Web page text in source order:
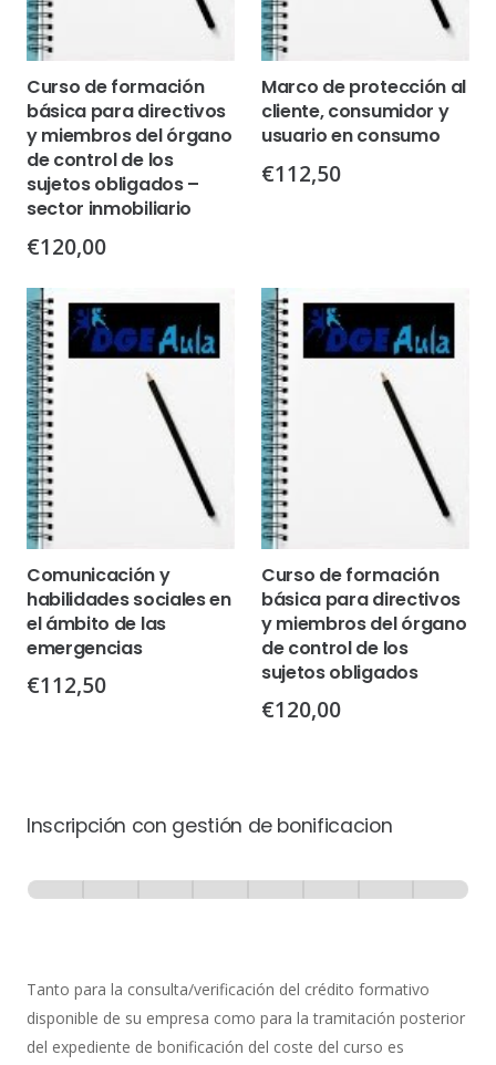
Curso de formación
básica para directivos
y miembros del órgano
de control de los
sujetos obligados –
sector inmobiliario
€120,00
Marco de protección al
cliente, consumidor y
usuario en consumo
€112,50
Comunicación y
habilidades sociales en
el ámbito de las
emergencias
€112,50
Curso de formación
básica para directivos
y miembros del órgano
de control de los
sujetos obligados
€120,00
Inscripción con gestión de bonificacion
-
de
Bonificación
Tanto para la consulta/verificación del crédito formativo
disponible de su empresa como para la tramitación posterior
del expediente de bonificación del coste del curso es